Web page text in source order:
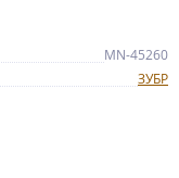
MN-45260
ЗУБР